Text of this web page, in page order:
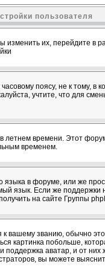
пользователя
изменить их, перейдите в
поясу, не к тому, в
учтите, что для
времени. Этот
временем.
языка в форуме, или же
язык. Если же поддержки
на сайте Группы
вашему званию, обычно
картинка побольше,
аватар, и от
вы можете